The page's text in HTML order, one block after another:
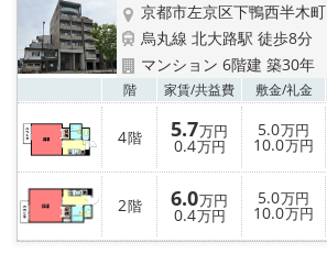
京都市左京区下鴨西半木町
烏丸線 北大路駅 徒歩8分
マンション 6階建 築30年
階 家賃/共益費 敷金/礼金
4階 5.7万円
0.4万円
5.0万円
10.0万円
2階 6.0万円
0.4万円
5.0万円
10.0万円